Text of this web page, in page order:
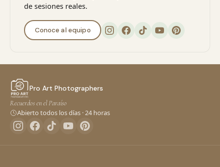
de sesiones reales.
Conoce al equipo
Pro Art Photographers
Recuerdos en el Paraíso
Abierto todos los días · 24 horas